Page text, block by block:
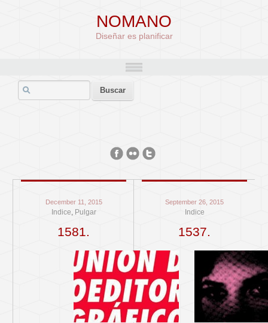
NOMANO
Diseñar es planificar
December 11, 2015
Indice
Pulgar
1581.
September 26, 2015
Indice
1537.